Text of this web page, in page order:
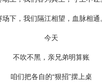
场下，我们隔江相望，血脉相通。
今天
不吹不黑，亲兄弟明算账
咱们把各自的“狠招”摆上桌